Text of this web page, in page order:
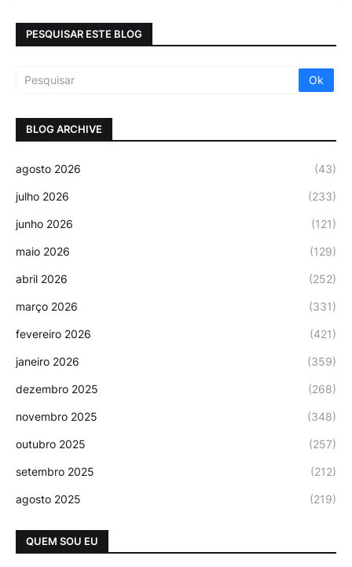
PESQUISAR ESTE BLOG
BLOG ARCHIVE
agosto 2026 (43)
julho 2026 (233)
junho 2026 (121)
maio 2026 (129)
abril 2026 (252)
março 2026 (331)
fevereiro 2026 (421)
janeiro 2026 (359)
dezembro 2025 (268)
novembro 2025 (348)
outubro 2025 (257)
setembro 2025 (212)
agosto 2025 (219)
QUEM SOU EU